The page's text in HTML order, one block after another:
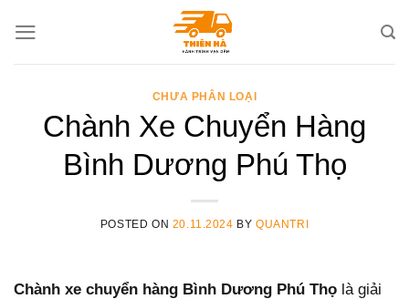
CHƯA PHÂN LOẠI
Chành Xe Chuyển Hàng
Bình Dương Phú Thọ
POSTED ON 20.11.2024 BYQUANTRI
Chành xe chuyển hàng Bình Dương Phú Thọ là giải